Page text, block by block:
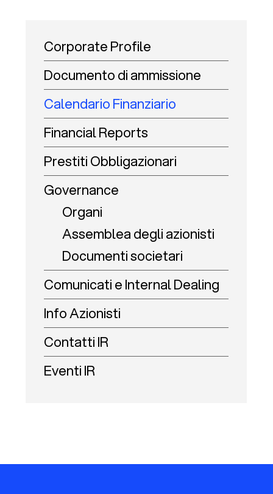
Corporate Profile
Documento di ammissione
Calendario Finanziario
Financial Reports
Prestiti Obbligazionari
Governance
Organi
Assemblea degli azionisti
Documenti societari
Comunicati e Internal Dealing
Info Azionisti
Contatti IR
Eventi IR